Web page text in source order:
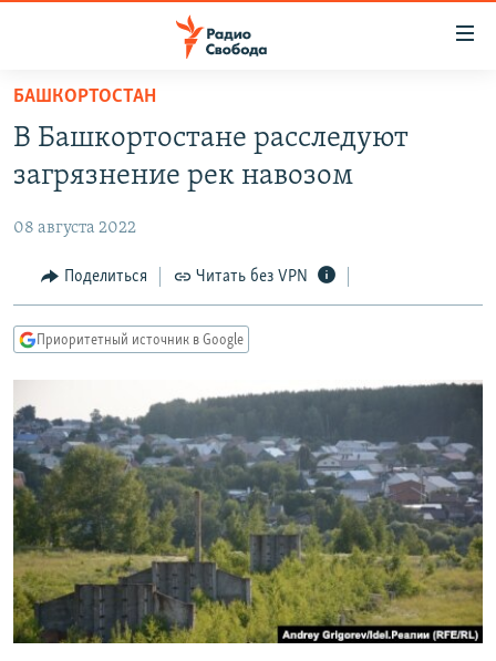
упрощенного
доступа
основному
Вернутся
главной
навигации
Вернутся
поиску
АВТОРСКИЕ ПРОЕКТЫ
ЦИТАТЫ СВОБОДЫ
МНЕНИЯ
IDEL.РЕАЛИИ
КАВКАЗ.РЕАЛИИ
СЕВЕР.РЕАЛИИ
СИБИРЬ.РЕАЛИИ
РАСПИСАНИЕ ВЕЩАНИЯ
ПОДПИШИТЕСЬ НА РАССЫЛКУ
СОЦИАЛЬНЫЕ СЕТИ
БАШКОРТОСТАН
В Башкортостане расследуют
загрязнение рек навозом
08 августа 2022
Поделиться Читать без VPN
Приоритетный источник в Google